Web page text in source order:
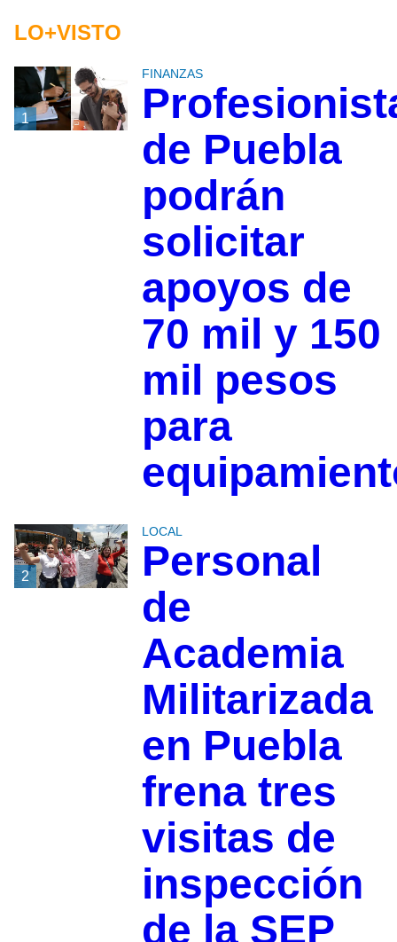
LO+VISTO
1
FINANZAS
de Puebla
podrán
solicitar
apoyos de
70 mil y 150
mil pesos
para
2
LOCAL
Personal
de
Academia
Militarizada
en Puebla
frena tres
visitas de
inspección
de la SEP